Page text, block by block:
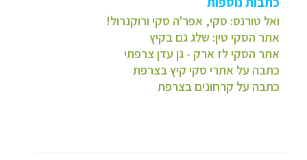
ואל טורנס: סקי, אפר'ה סקי ורוקנרול!
אתר הסקי טין: שלג גם בקיץ
אתר הסקי לז ארק - גן עדן צרפתי
כתבה על אתרי סקי קיץ בצרפת
כתבה על קרחונים בצרפת